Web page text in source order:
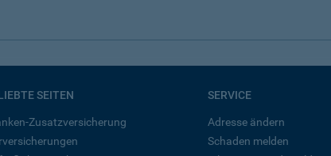
SEITEN
Zusatzversicherung
SERVICE
Adresse ändern
Schaden melden